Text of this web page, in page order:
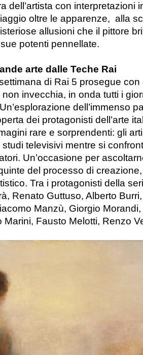
dell’artista con interpretazioni
oltre le apparenze, alla
allusioni che il pittore
potenti pennellate.
arte dalle Teche Rai
di Rai 5 prosegue
non invecchia, in onda tutti i
dell’immenso
dei protagonisti dell’arte
rare e sorprendenti: gli
studi televisivi mentre si
Un’occasione per
del processo di
Tra i protagonisti della
Renato Guttuso, Alberto
Manzù, Giorgio
Marini, Fausto Melotti, Renzo